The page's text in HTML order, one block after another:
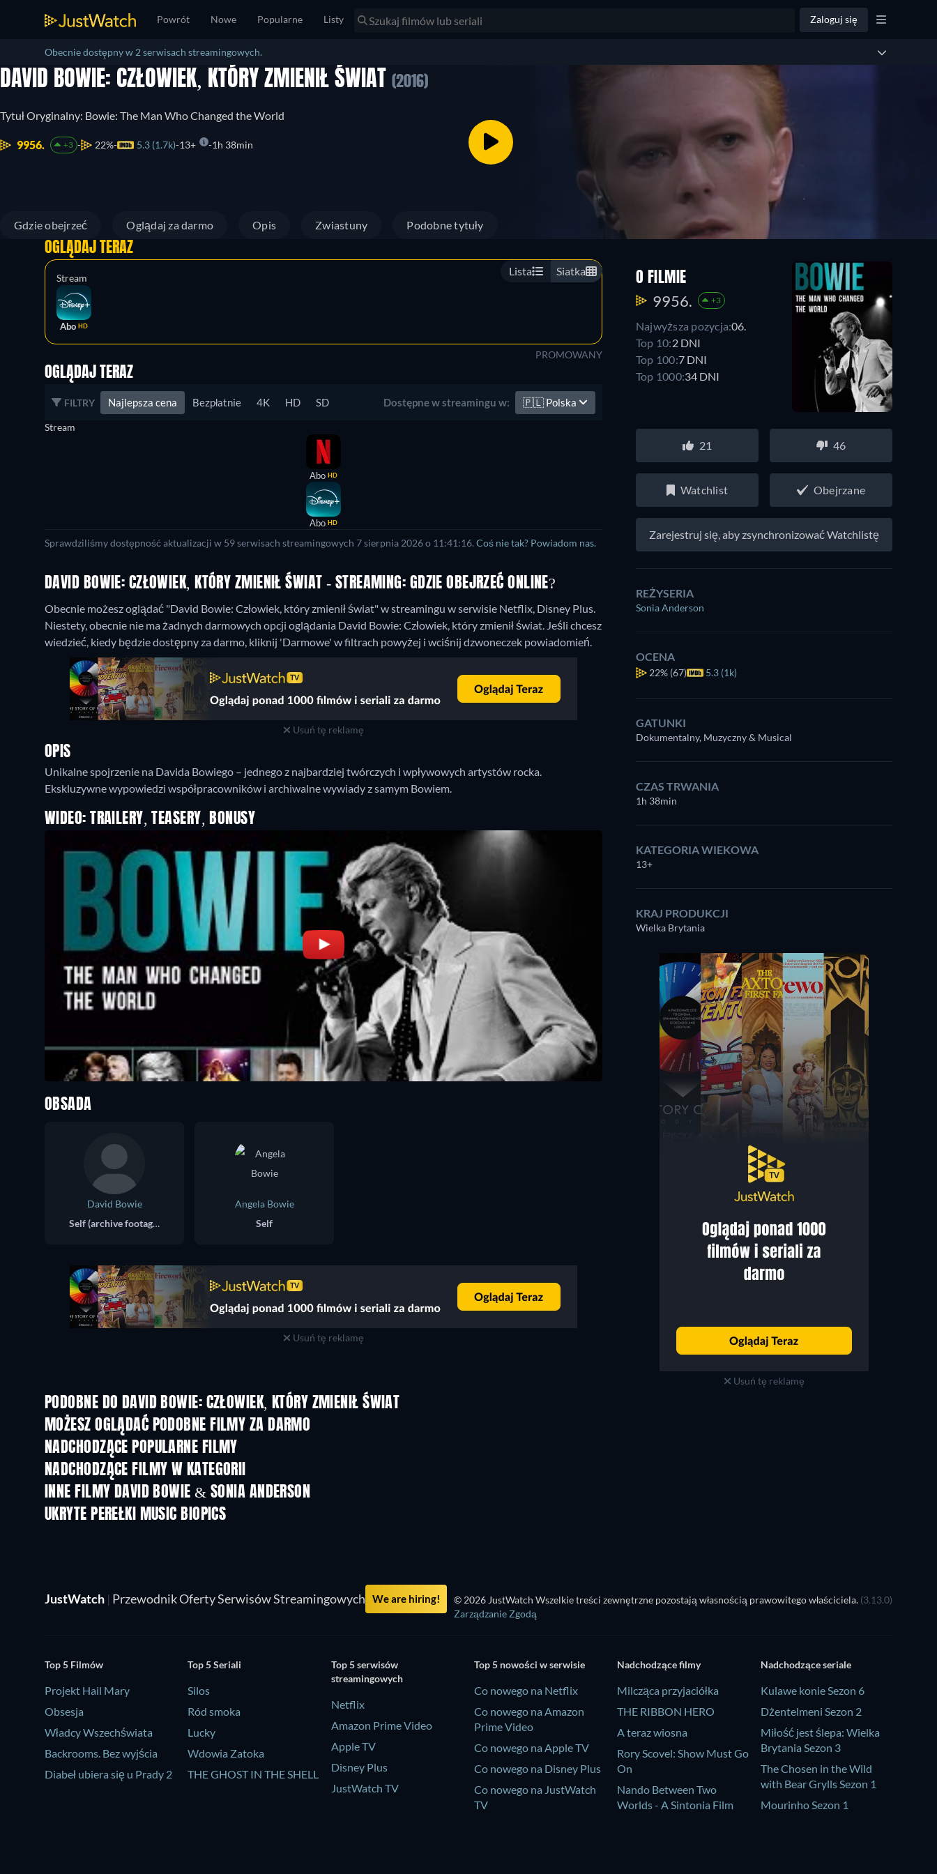
Powrót Nowe Popularne Listy Zaloguj się
Obecnie dostępny w 2 serwisach streamingowych.
DAVID BOWIE: CZŁOWIEK, KTÓRY ZMIENIŁ ŚWIAT (2016)
Tytuł Oryginalny: Bowie: The Man Who Changed the World
9956. +3 22% 5.3 (1.7k) 13+ 1h 38min
Gdzie obejrzeć Oglądaj za darmo Opis Zwiastuny Podobne tytuły
Lista Siatka
OGLĄDAJ TERAZ
Stream
Abo HD
PROMOWANY
OGLĄDAJ TERAZ
FILTRY Najlepsza cena Bezpłatnie 4K HD SD Dostępne w streamingu w: 🇵🇱 Polska
Stream
Abo HD
Abo HD
Sprawdziliśmy dostępność aktualizacji w 59 serwisach streamingowych 7 sierpnia 2026 o 11:41:16. Coś nie tak? Powiadom nas.
DAVID BOWIE: CZŁOWIEK, KTÓRY ZMIENIŁ ŚWIAT - STREAMING: GDZIE OBEJRZEĆ ONLINE?
Obecnie możesz oglądać "David Bowie: Człowiek, który zmienił świat" w streamingu w serwisie Netflix, Disney Plus.
Niestety, obecnie nie ma żadnych darmowych opcji oglądania David Bowie: Człowiek, który zmienił świat. Jeśli chcesz
wiedzieć, kiedy będzie dostępny za darmo, kliknij 'Darmowe' w filtrach powyżej i wciśnij dzwoneczek powiadomień.
Usuń tę reklamę
OPIS
Unikalne spojrzenie na Davida Bowiego – jednego z najbardziej twórczych i wpływowych artystów rocka.
Ekskluzywne wypowiedzi współpracowników i archiwalne wywiady z samym Bowiem.
WIDEO: TRAILERY, TEASERY, BONUSY
O FILMIE
9956. +3
Najwyższa pozycja:06.
Top 10:2 DNI
Top 100:7 DNI
Top 1000:34 DNI
21 46
Watchlist Obejrzane
Zarejestruj się, aby zsynchronizować Watchlistę
REŻYSERIA
Sonia Anderson
OCENA
22% (67) 5.3 (1k)
GATUNKI
Dokumentalny, Muzyczny & Musical
CZAS TRWANIA
1h 38min
KATEGORIA WIEKOWA
13+
KRAJ PRODUKCJI
Wielka Brytania
Usuń tę reklamę
OBSADA
David Bowie
Self (archive footage)
Angela Bowie
Self
Usuń tę reklamę
PODOBNE DO DAVID BOWIE: CZŁOWIEK, KTÓRY ZMIENIŁ ŚWIAT
MOŻESZ OGLĄDAĆ PODOBNE FILMY ZA DARMO
NADCHODZĄCE POPULARNE FILMY
NADCHODZĄCE FILMY W KATEGORII
INNE FILMY DAVID BOWIE & SONIA ANDERSON
UKRYTE PEREŁKI MUSIC BIOPICS
JustWatch | Przewodnik Oferty Serwisów Streamingowych We are hiring! © 2026 JustWatch Wszelkie treści zewnętrzne pozostają własnością prawowitego właściciela. (3.13.0)
Zarządzanie Zgodą
Top 5 Filmów
Projekt Hail Mary
Obsesja
Władcy Wszechświata
Backrooms. Bez wyjścia
Diabeł ubiera się u Prady 2
Top 5 Seriali
Silos
Ród smoka
Lucky
Wdowia Zatoka
THE GHOST IN THE SHELL
Top 5 serwisów
streamingowych
Netflix
Amazon Prime Video
Apple TV
Disney Plus
JustWatch TV
Top 5 nowości w serwisie
Co nowego na Netflix
Co nowego na Amazon
Prime Video
Co nowego na Apple TV
Co nowego na Disney Plus
Co nowego na JustWatch
TV
Nadchodzące filmy
Milcząca przyjaciółka
THE RIBBON HERO
A teraz wiosna
Rory Scovel: Show Must Go
On
Nando Between Two
Worlds - A Sintonia Film
Nadchodzące seriale
Kulawe konie Sezon 6
Dżentelmeni Sezon 2
Miłość jest ślepa: Wielka
Brytania Sezon 3
The Chosen in the Wild
with Bear Grylls Sezon 1
Mourinho Sezon 1